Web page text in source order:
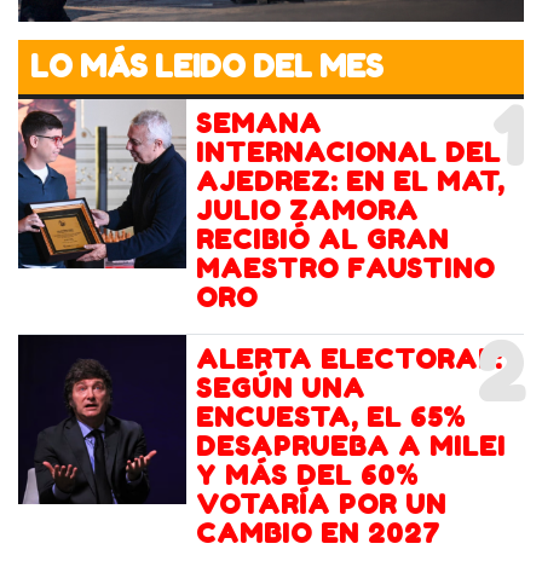
LO MÁS LEIDO DEL MES
1
SEMANA
INTERNACIONAL DEL
AJEDREZ: EN EL MAT,
JULIO ZAMORA
RECIBIÓ AL GRAN
MAESTRO FAUSTINO
ORO
2
ALERTA ELECTORAL:
SEGÚN UNA
ENCUESTA, EL 65%
DESAPRUEBA A MILEI
Y MÁS DEL 60%
VOTARÍA POR UN
CAMBIO EN 2027